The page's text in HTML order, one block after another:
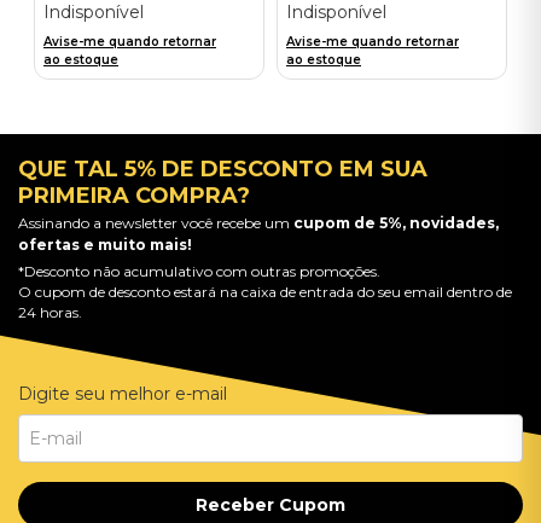
Indisponível
Avise-me quando retornar
ao estoque
Indisponível
Avise-me quando retornar
ao estoque
QUE TAL 5% DE DESCONTO EM SUA
PRIMEIRA COMPRA?
Assinando a newsletter você recebe um cupom de 5%, novidades,
ofertas e muito mais!
*Desconto não acumulativo com outras promoções.
O cupom de desconto estará na caixa de entrada do seu email dentro de
24 horas.
Digite seu melhor e-mail
Receber Cupom